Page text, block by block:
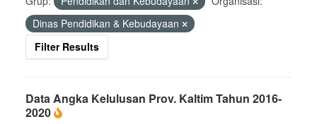
Dinas Pendidikan & Kebudayaan
Filter Results
Data Angka Kelulusan Prov. Kaltim Tahun 2016-
2020